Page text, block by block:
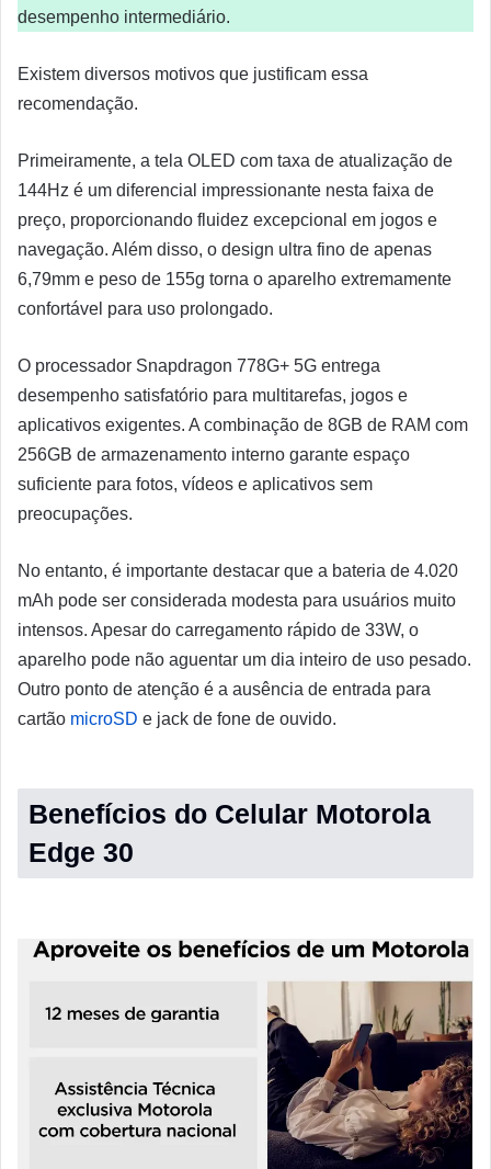
desempenho intermediário.
Existem diversos motivos que justificam essa
recomendação.
Primeiramente, a tela OLED com taxa de atualização de
144Hz é um diferencial impressionante nesta faixa de
preço, proporcionando fluidez excepcional em jogos e
navegação. Além disso, o design ultra fino de apenas
6,79mm e peso de 155g torna o aparelho extremamente
confortável para uso prolongado.
O processador Snapdragon 778G+ 5G entrega
desempenho satisfatório para multitarefas, jogos e
aplicativos exigentes. A combinação de 8GB de RAM com
256GB de armazenamento interno garante espaço
suficiente para fotos, vídeos e aplicativos sem
preocupações.
No entanto, é importante destacar que a bateria de 4.020
mAh pode ser considerada modesta para usuários muito
intensos. Apesar do carregamento rápido de 33W, o
aparelho pode não aguentar um dia inteiro de uso pesado.
Outro ponto de atenção é a ausência de entrada para
cartão microSD e jack de fone de ouvido.
Benefícios do Celular Motorola
Edge 30